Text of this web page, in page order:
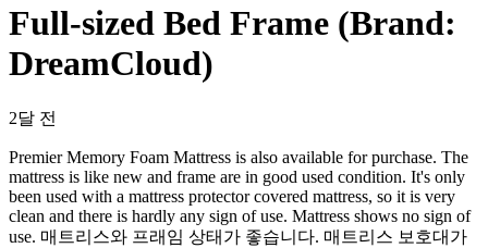
Full-sized Bed Frame (Brand:
DreamCloud)
2달 전
Premier Memory Foam Mattress is also available for purchase. The
mattress is like new and frame are in good used condition. It's only
been used with a mattress protector covered mattress, so it is very
clean and there is hardly any sign of use. Mattress shows no sign of
use. 매트리스와 프래임 상태가 좋습니다. 매트리스 보호대가